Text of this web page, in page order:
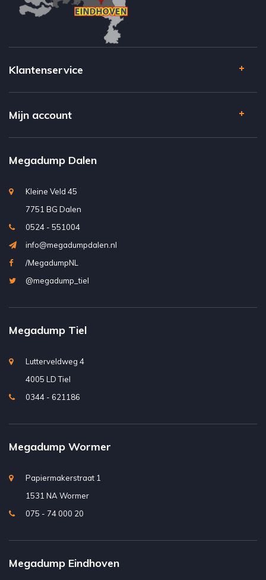
Klantenservice
Mijn account
Megadump Dalen
Kleine Veld 45
7751 BG Dalen
0524 - 551004
info@megadumpdalen.nl
/MegadumpNL
@megadump_tiel
Megadump Tiel
Lutterveldweg 4
4005 LD Tiel
0344 - 621186
Megadump Wormer
Papiermakerstraat 1
1531 NA Wormer
075 - 74 000 20
Megadump Eindhoven